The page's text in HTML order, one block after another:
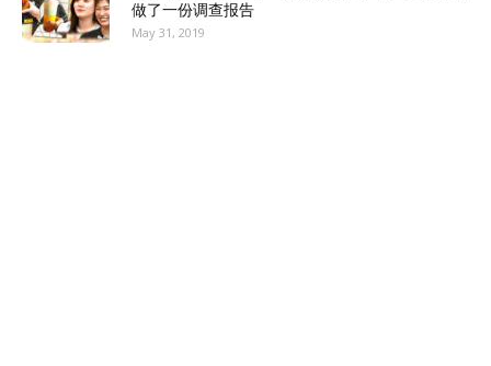
做了一份调查报告
May 31, 2019